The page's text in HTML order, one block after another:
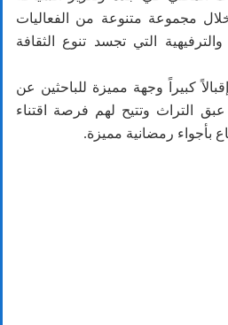
خلال مجموعة متنوعة من الفعاليات
والترفيهية التي تجسد تنوع الثقافة
كبيراً وجهة مميزة للباحثين عن
التراث وتتيح لهم فرصة اقتناء
بأجواء رمضانية مميزة.